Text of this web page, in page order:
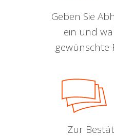
Geben Sie
ein und
gewünschte
Zur